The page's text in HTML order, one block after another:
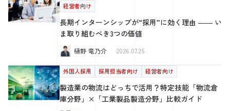
経営者向け
長期インターンシップが“採用”に効く理由 ―― い
ま取り組むべき3つの価値
樋野 竜乃介 2026.07.25
外国人採用 採用担当者向け 経営者向け
製造業の物流はどっちで活用？特定技能「物流倉
庫分野」×「工業製品製造分野」比較ガイド